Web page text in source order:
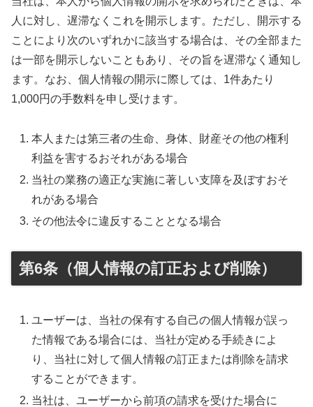
人に対し、遅滞なくこれを開示します。ただし、開示する
ことにより次のいずれかに該当する場合は、その全部また
は一部を開示しないこともあり、その旨を遅滞なく通知し
ます。なお、個人情報の開示に際しては、1件あたり
1,000円の手数料を申し受けます。
本人または第三者の生命、身体、財産その他の権利
利益を害するおそれがある場合
当社の業務の適正な実施に著しい支障を及ぼすおそ
れがある場合
その他法令に違反することとなる場合
第6条（個人情報の訂正および削除）
ユーザーは、当社の保有する自己の個人情報が誤っ
た情報である場合には、当社が定める手続きによ
り、当社に対して個人情報の訂正または削除を請求
することができます。
当社は、ユーザーから前項の請求を受けた場合に